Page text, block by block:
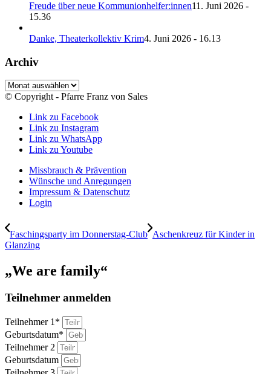
Freude über neue Kommunionhelfer:innen11. Juni 2026 -
15.36
Danke, Theaterkollektiv Krim4. Juni 2026 - 16.13
Archiv
Archiv
© Copyright - Pfarre Franz von Sales
Link zu Facebook
Link zu Instagram
Link zu WhatsApp
Link zu Youtube
Missbrauch & Prävention
Wünsche und Anregungen
Impressum & Datenschutz
Login
Faschingsparty im Donnerstag-Club Aschenkreuz für Kinder in
Glanzing
„We are family“
Teilnehmer anmelden
Teilnehmer 1*
Geburtsdatum*
Teilnehmer 2
Geburtsdatum